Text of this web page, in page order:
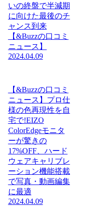
いの終盤で半減期
に向けた最後のチ
ャンス到来
【&Buzzの口コミ
ニュース】
2024.04.09
【&Buzzの口コミ
ニュース】プロ仕
様の色再現性を自
宅で!EIZO
ColorEdgeモニタ
ーが驚きの
17%OFF、ハード
ウェアキャリブレ
ーション機能搭載
で写真・動画編集
に最適
2024.04.09